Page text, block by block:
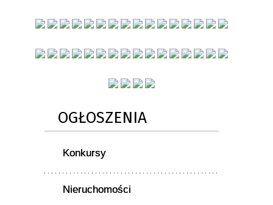
OGŁOSZENIA
Konkursy
Nieruchomości